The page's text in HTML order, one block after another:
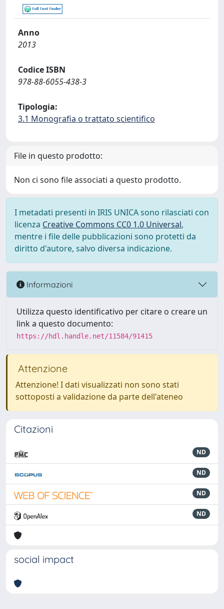
Anno
2013
Codice ISBN
978-88-6055-438-3
Tipologia:
3.1 Monografia o trattato scientifico
File in questo prodotto:
Non ci sono file associati a questo prodotto.
I metadati presenti in IRIS UNICA sono rilasciati con
licenza Creative Commons CC0 1.0 Universal,
mentre i file delle pubblicazioni sono protetti da
diritto d'autore, salvo diversa indicazione.
Informazioni
Utilizza questo identificativo per citare o creare un
link a questo documento:
https://hdl.handle.net/11584/91415
Attenzione
Attenzione! I dati visualizzati non sono stati
sottoposti a validazione da parte dell'ateneo
Citazioni
ND
ND
ND
ND
social impact